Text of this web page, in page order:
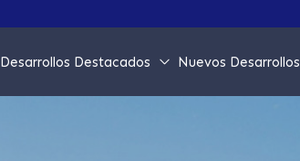
Desarrollos Destacados Nuevos Desarrollos